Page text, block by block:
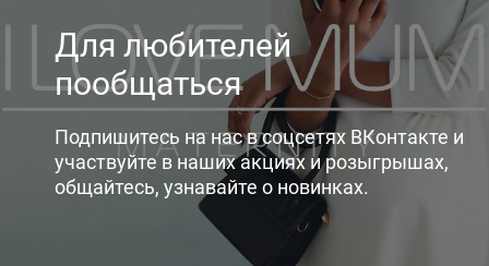
Для любителей
пообщаться
Подпишитесь на нас в соцсетях ВКонтакте и
участвуйте в наших акциях и розыгрышах,
общайтесь, узнавайте о новинках.